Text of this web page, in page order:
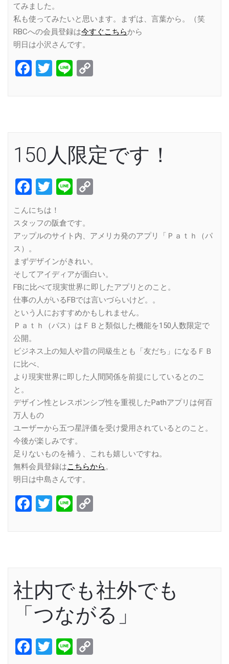
てみました。
私も使ってみたいと思います。まずは、言葉から。（笑
RBCへの会員登録は今すぐこちらから
明日は小沢さんです。
Facebook
Twitter
Line
150人限定です！
Facebook
Twitter
Line
こんにちは！
スタッフの阪倉です。
アップルのサイト内、アメリカ発のアプリ「Ｐａｔｈ（パ
ス）。
まずデザインがきれい。
そしてアイディアが面白い。
FBに比べて現実世界に即したアプリとのこと。
仕事の人がいるFBでは言いづらいけど。。
という人におすすめかもしれません。
Ｐａｔｈ（パス）はＦＢと類似した機能を150人数限定で
公開。
ビジネス上の知人や昔の同級生とも「友だち」になるＦＢ
に比べ、
より現実世界に即した人間関係を前提にしているとのこ
と。
デザイン性とレスポンシブ性を重視したPathアプリは何百
万人もの
ユーザーから五つ星評価を受け愛用されているとのこと。
今後が楽しみです。
足りないものを補う、これも嬉しいですね。
無料会員登録はこちらから。
明日は中島さんです。
Facebook
Twitter
Line
社内でも社外でも
「つながる」
Facebook
Twitter
Line